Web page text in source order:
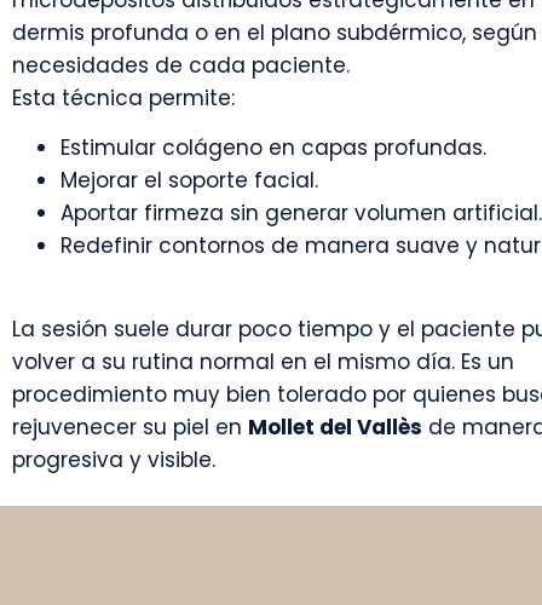
dermis profunda o en el plano subdérmico, según
necesidades de cada paciente.
Esta técnica permite:
Estimular colágeno en capas profundas.
Mejorar el soporte facial.
Aportar firmeza sin generar volumen artificial.
Redefinir contornos de manera suave y
La sesión suele durar poco tiempo y el paciente
volver a su rutina normal en el mismo día. Es un
procedimiento muy bien tolerado por quienes
rejuvenecer su piel en Mollet del Vallès de
progresiva y visible.